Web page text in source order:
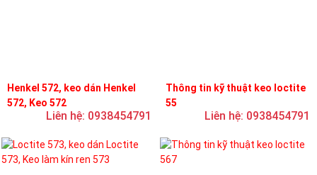
Henkel 572, keo dán Henkel
572, Keo 572
Liên hệ: 0938454791
Thông tin kỹ thuật keo loctite
55
Liên hệ: 0938454791